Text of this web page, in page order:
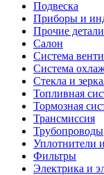
Подвеска
Приборы и
Прочие детали
Салон
Система
Система
Стекла и
Топливная
Тормозная
Трансмиссия
Трубопроводы
Уплотнители
Фильтры
Электрика и